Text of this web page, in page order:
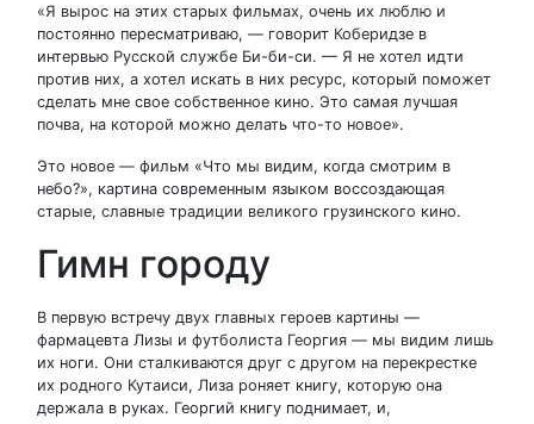
«Я вырос на этих старых фильмах, очень их люблю и
постоянно пересматриваю, — говорит Коберидзе в
интервью Русской службе Би-би-си. — Я не хотел идти
против них, а хотел искать в них ресурс, который поможет
сделать мне свое собственное кино. Это самая лучшая
почва, на которой можно делать что-то новое».
Это новое — фильм «Что мы видим, когда смотрим в
небо?», картина современным языком воссоздающая
старые, славные традиции великого грузинского кино.
Гимн городу
В первую встречу двух главных героев картины —
фармацевта Лизы и футболиста Георгия — мы видим лишь
их ноги. Они сталкиваются друг с другом на перекрестке
их родного Кутаиси, Лиза роняет книгу, которую она
держала в руках. Георгий книгу поднимает, и,